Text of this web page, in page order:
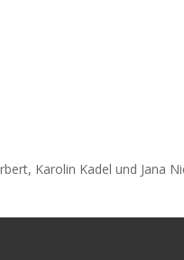
Karolin Kadel und Jana